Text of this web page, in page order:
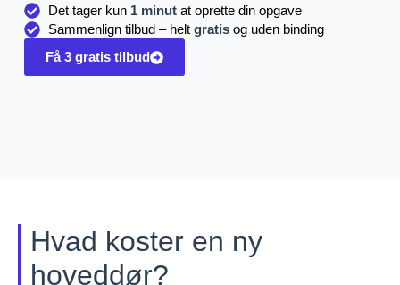
Det tager kun 1 minut at oprette din opgave
Sammenlign tilbud – heltgratis og uden binding
Få 3 gratis tilbud
Hvad koster en ny
hoveddør?